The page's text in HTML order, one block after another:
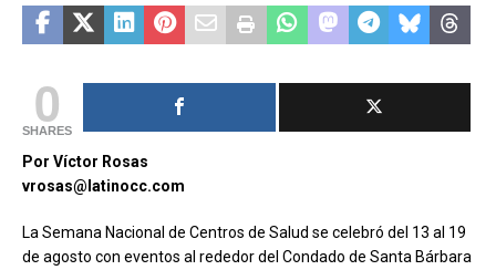
0
SHARES
Por Víctor Rosas
vrosas@latinocc.com
La Semana Nacional de Centros de Salud se celebró del 13 al 19
de agosto con eventos al rededor del Condado de Santa Bárbara